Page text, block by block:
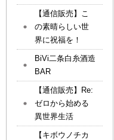
【通信販売】こ
の素晴らしい世
界に祝福を！
BiVi二条白糸酒造
BAR
【通信販売】Re:
ゼロから始める
異世界生活
【キボウノチカ